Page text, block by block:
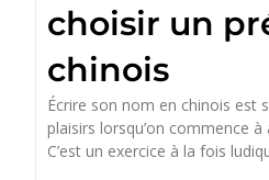
choisir un
chinois
Écrire son nom en chinois est
plaisirs lorsqu’on commence
C’est un exercice à la fois